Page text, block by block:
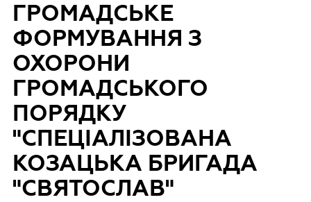
ГРОМАДСЬКЕ
ФОРМУВАННЯ З
ОХОРОНИ
ГРОМАДСЬКОГО
ПОРЯДКУ
"СПЕЦІАЛІЗОВАНА
КОЗАЦЬКА БРИГАДА
"СВЯТОСЛАВ"